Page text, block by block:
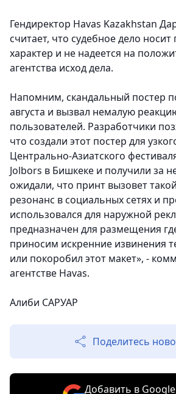
Гендиректор Havas Kazakhstan
считает, что судебное дело
характер и не надеется на
агентства исход дела.
Напомним, скандальный постер
августа и вызвал немалую
пользователей. Разработчики
что создали этот постер для
Центрально-Азиатского
Jolbors в Бишкеке и получили за
ожидали, что принт вызовет
резонанс в социальных сетях и
использовался для наружной
предназначен для размещения
приносим искренние извинения
или покоробил этот макет», -
агентстве Havas.
Алиби САРУАР
Поделитесь
Добавить в